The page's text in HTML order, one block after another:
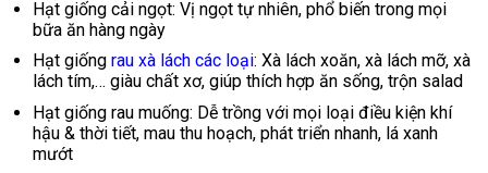
Hạt giống cải ngọt: Vị ngọt tự nhiên, phổ biến trong mọi
bữa ăn hàng ngày
Hạt giống rau xà lách các loại: Xà lách xoăn, xà lách mỡ, xà
lách tím,… giàu chất xơ, giúp thích hợp ăn sống, trộn salad
Hạt giống rau muống: Dễ trồng với mọi loại điều kiện khí
hậu & thời tiết, mau thu hoạch, phát triển nhanh, lá xanh
mướt